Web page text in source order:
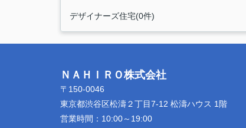
デザイナーズ住宅(0件)
ＮＡＨＩＲＯ株式会社
〒150-0046
東京都渋谷区松濤２丁目7-12 松濤ハウス 1階
営業時間： 10:00～19:00